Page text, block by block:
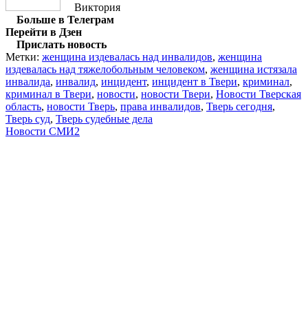
Виктория
Больше в Телеграм
Перейти в Дзен
Прислать новость
Метки: женщина издевалась над инвалидов, женщина
издевалась над тяжелобольным человеком, женщина истязала
инвалида, инвалид, инцидент, инцидент в Твери, криминал,
криминал в Твери, новости, новости Твери, Новости Тверская
область, новости Тверь, права инвалидов, Тверь сегодня,
Тверь суд, Тверь судебные дела
Новости СМИ2